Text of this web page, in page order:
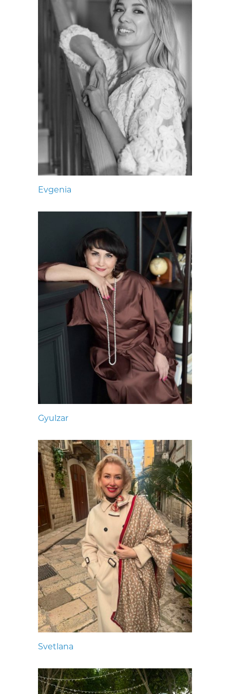
Evgenia
Gyulzar
Svetlana